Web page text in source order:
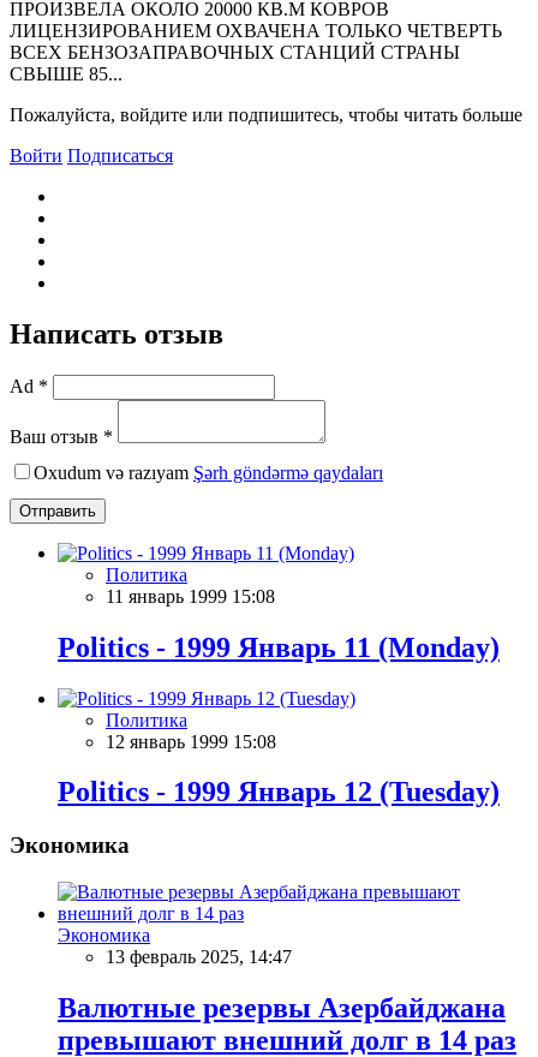
ПРОИЗВЕЛА ОКОЛО 20000 КВ.М КОВРОВ
ЛИЦЕНЗИРОВАНИЕМ ОХВАЧЕНА ТОЛЬКО ЧЕТВЕРТЬ
ВСЕХ БЕНЗОЗАПРАВОЧНЫХ СТАНЦИЙ СТРАНЫ
СВЫШЕ 85...
Пожалуйста, войдите или подпишитесь, чтобы читать больше
Войти Подписаться
Написать отзыв
Ad *
Ваш отзыв *
Oxudum və razıyam Şərh göndərmə qaydaları
Отправить
Политика
11 январь 1999 15:08
Politics - 1999 Январь 11 (Monday)
Политика
12 январь 1999 15:08
Politics - 1999 Январь 12 (Tuesday)
Экономика
Экономика
13 февраль 2025, 14:47
Валютные резервы Азербайджана
превышают внешний долг в 14 раз